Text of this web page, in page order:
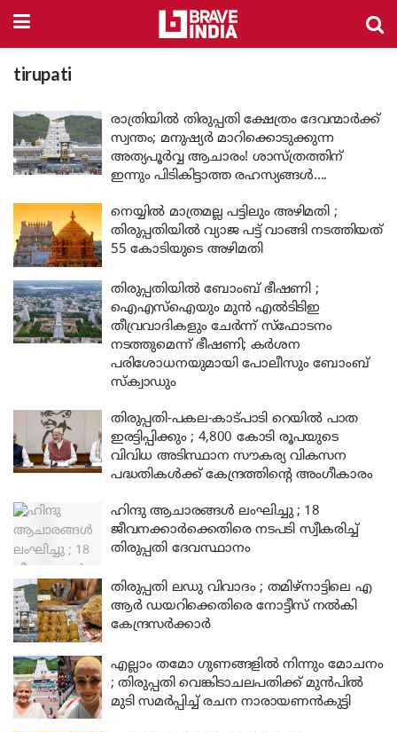
tirupati
രാത്രിയിൽ തിരുപ്പതി ക്ഷേത്രം ദേവന്മാർക്ക്
സ്വന്തം; മനുഷ്യർ മാറിക്കൊടുക്കുന്ന
അത്യപൂർവ്വ ആചാരം! ശാസ്ത്രത്തിന്
ഇന്നും പിടികിട്ടാത്ത രഹസ്യങ്ങൾ….
നെയ്യിൽ മാത്രമല്ല പട്ടിലും അഴിമതി ;
തിരുപ്പതിയിൽ വ്യാജ പട്ട് വാങ്ങി നടത്തിയത്
55 കോടിയുടെ അഴിമതി
തിരുപ്പതിയിൽ ബോംബ് ഭീഷണി ;
ഐഎസ്‌ഐയും മുൻ എൽടിടിഇ
തീവ്രവാദികളും ചേർന്ന് സ്ഫോടനം
നടത്തുമെന്ന് ഭീഷണി; കർശന
പരിശോധനയുമായി പോലീസും ബോംബ്
സ്ക്വാഡും
തിരുപ്പതി-പകല-കാട്പാടി റെയിൽ പാത
ഇരട്ടിപ്പിക്കും ; 4,800 കോടി രൂപയുടെ
വിവിധ അടിസ്ഥാന സൗകര്യ വികസന
പദ്ധതികൾക്ക് കേന്ദ്രത്തിന്റെ അംഗീകാരം
ഹിന്ദു ആചാരങ്ങൾ ലംഘിച്ചു ; 18
ജീവനക്കാർക്കെതിരെ നടപടി സ്വീകരിച്ച്
തിരുപ്പതി ദേവസ്ഥാനം
തിരുപ്പതി ലഡു വിവാദം ; തമിഴ്നാട്ടിലെ എ
ആർ ഡയറിക്കെതിരെ നോട്ടീസ് നൽകി
കേന്ദ്രസർക്കാർ
എല്ലാം തമോ ഗുണങ്ങളിൽ നിന്നും മോചനം
; തിരുപ്പതി വെങ്കിടാചലപതിക്ക് മുൻപിൽ
മുടി സമർപ്പിച്ച് രചന നാരായണൻകുട്ടി